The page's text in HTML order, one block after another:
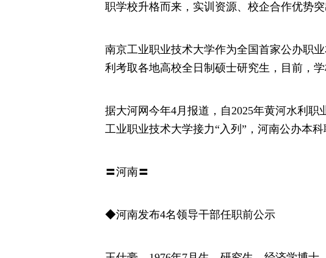
职学校升格而来，实训资源、校企合作优势突
南京工业职业技术大学作为全国首家公办职
利考取各地高校全日制硕士研究生，目前，
据大河网今年4月报道，自2025年黄河水利职
工业职业技术大学接力“入列”，河南公办本科
〓河南〓
◆河南发布4名领导干部任职前公示